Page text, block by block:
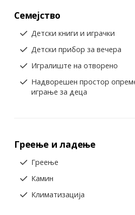
Семејство
Детски книги и играчки
Детски прибор за вечера
Игралиште на отворено
Надворешен простор
играње за деца
Греење и ладење
Греење
Камин
Климатизација